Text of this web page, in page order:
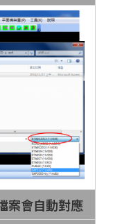
案會自動對應